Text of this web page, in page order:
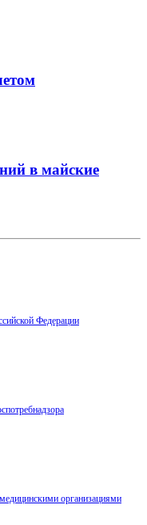
в майские
Федерации
организациями